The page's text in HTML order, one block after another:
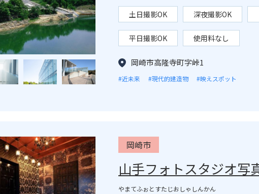
土日撮影OK 深夜撮影OK
平日撮影OK 使用料なし
岡崎市高隆寺町字峠1
#近未来 #現代的建造物 #映えスポット
岡崎市
山手フォトスタジオ写
やまてふぉとすたじおしゃしんかん